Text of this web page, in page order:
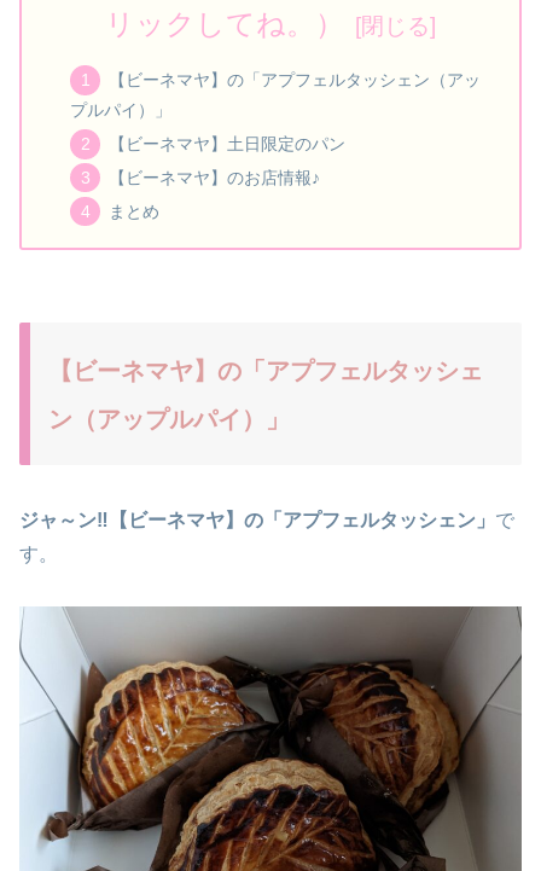
リックしてね。）
【ビーネマヤ】の「アプフェルタッシェン（アッ
プルパイ）」
【ビーネマヤ】土日限定のパン
【ビーネマヤ】のお店情報♪
まとめ
【ビーネマヤ】の「アプフェルタッシェ
ン（アップルパイ）」
ジャ～ン‼【ビーネマヤ】の「アプフェルタッシェン」 で
す。